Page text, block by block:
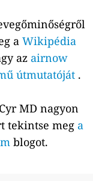
a Wikipédia
az airnow
útmutatóját .
MD nagyon
tekintse meg a
blogot.